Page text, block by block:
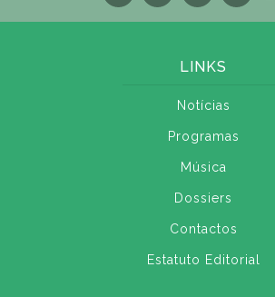
LINKS
Notícias
Programas
Música
Dossiers
Contactos
Estatuto Editorial